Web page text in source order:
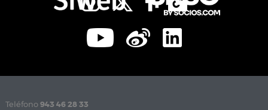
Teléfono 943 46 28 33